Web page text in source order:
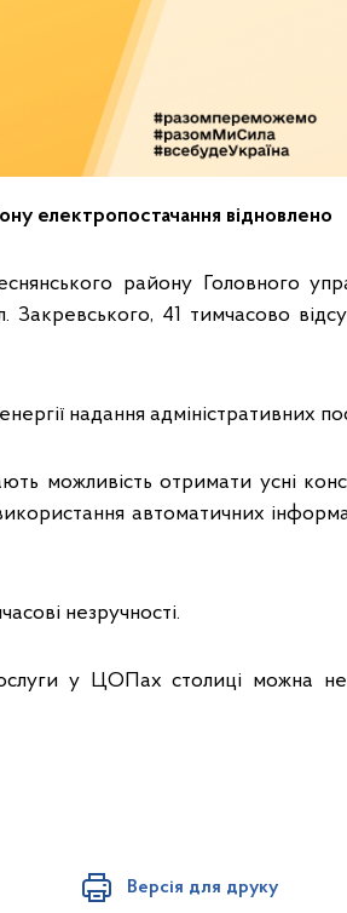
електропостачання відновлено
району Головного
Закревського, 41 тимчасово
надання адміністративних
можливість отримати усні
автоматичних
незручності.
у ЦОПах столиці можна
Версія для друку